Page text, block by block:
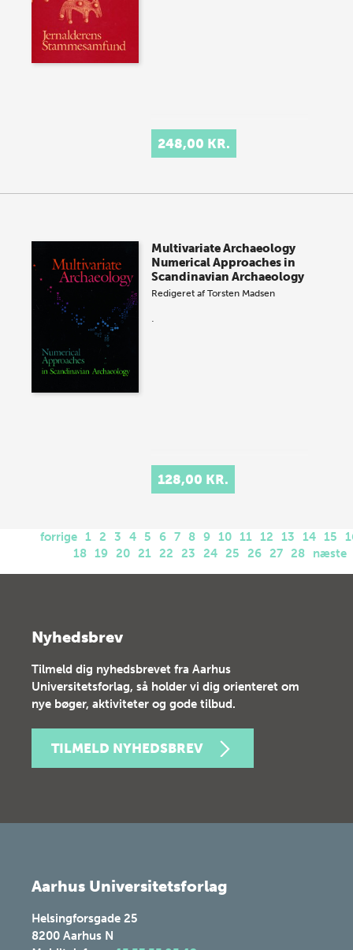
248,00 KR.
Multivariate Archaeology
Numerical Approaches in
Scandinavian Archaeology
Redigeret afTorsten Madsen
.
128,00 KR.
forrige 1 2 3 4 5 6 7 8 9 10 11 12 13 14 15
18 19 20 21 22 23 24 25 26 27 28 næste
Nyhedsbrev
Tilmeld dig nyhedsbrevet fra Aarhus
Universitetsforlag, så holder vi dig orienteret om
nye bøger, aktiviteter og gode tilbud.
TILMELD NYHEDSBREV
Aarhus Universitetsforlag
Helsingforsgade 25
8200 Aarhus N